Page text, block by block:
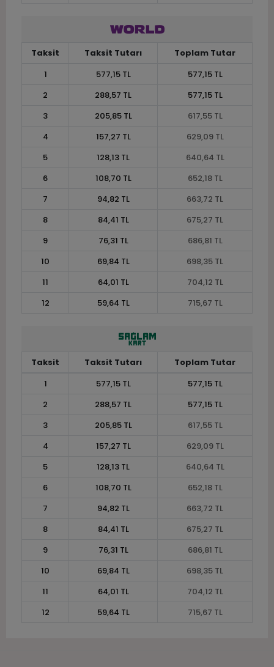
Taksit Taksit Tutarı
Toplam Tutar
1
577,15 TL
577,15 TL
2
288,57 TL
577,15 TL
3
205,85 TL
617,55 TL
4
157,27 TL
629,09 TL
5
128,13 TL
640,64 TL
6
108,70 TL
652,18 TL
7
94,82 TL
663,72 TL
8
84,41 TL
675,27 TL
9
76,31 TL
686,81 TL
10
69,84 TL
698,35 TL
11
64,01 TL
704,12 TL
12
59,64 TL 715,67 TL
Taksit Taksit Tutarı
Toplam Tutar
1
577,15 TL
577,15 TL
2
288,57 TL
577,15 TL
3
205,85 TL
617,55 TL
4
157,27 TL
629,09 TL
5
128,13 TL
640,64 TL
6
108,70 TL
652,18 TL
7
94,82 TL
663,72 TL
8
84,41 TL
675,27 TL
9
76,31 TL
686,81 TL
10
69,84 TL
698,35 TL
11
64,01 TL
704,12 TL
12
59,64 TL 715,67 TL